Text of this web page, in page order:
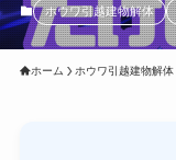
ホウワ引越建物解体
ホーム ホウワ引越建物解体